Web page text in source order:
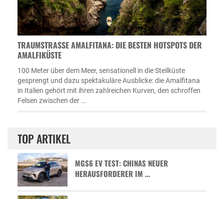
TRAUMSTRASSE AMALFITANA: DIE BESTEN HOTSPOTS DER A
MALFIKÜSTE
100 Meter über dem Meer, sensationell in die Steilküste
gesprengt und dazu spektakuläre Ausblicke: die Amalfitana
in Italien gehört mit ihren zahlreichen Kurven, den schroffen
Felsen zwischen der …
TOP ARTIKEL
MGS6 EV TEST: CHINAS NEUER
HERAUSFORDERER IM …